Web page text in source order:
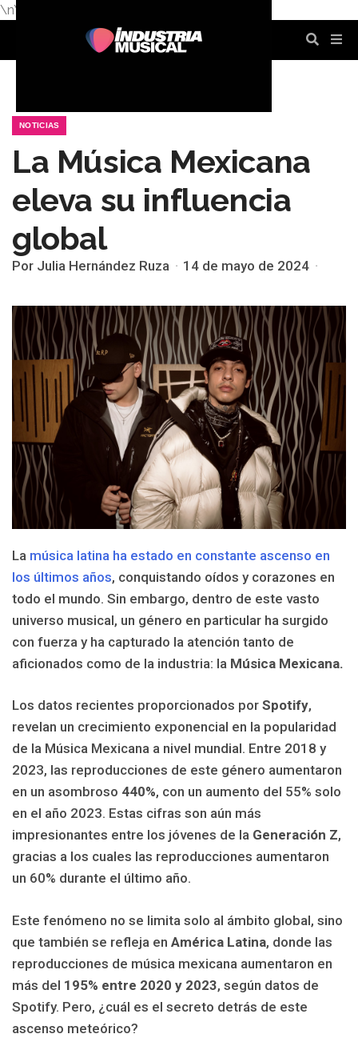
\n\n
NOTICIAS
La Música Mexicana
eleva su influencia
global
Por Julia Hernández Ruza 14 de mayo de 2024
La música latina ha estado en constante ascenso en
los últimos años, conquistando oídos y corazones en
todo el mundo. Sin embargo, dentro de este vasto
universo musical, un género en particular ha surgido
con fuerza y ha capturado la atención tanto de
aficionados como de la industria: la Música Mexicana.
Los datos recientes proporcionados por Spotify,
revelan un crecimiento exponencial en la popularidad
de la Música Mexicana a nivel mundial. Entre 2018 y
2023, las reproducciones de este género aumentaron
en un asombroso 440%, con un aumento del 55% solo
en el año 2023. Estas cifras son aún más
impresionantes entre los jóvenes de la Generación Z,
gracias a los cuales las reproducciones aumentaron
un 60% durante el último año.
Este fenómeno no se limita solo al ámbito global, sino
que también se refleja en América Latina, donde las
reproducciones de música mexicana aumentaron en
más del 195% entre 2020 y 2023, según datos de
Spotify. Pero, ¿cuál es el secreto detrás de este
ascenso meteórico?